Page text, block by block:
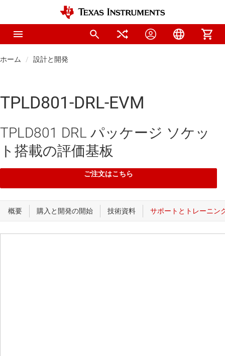
ホーム 設計と開発
TPLD801-DRL-EVM
TPLD801 DRL パッケージ ソケッ
ト搭載の評価基板
ご注文はこちら